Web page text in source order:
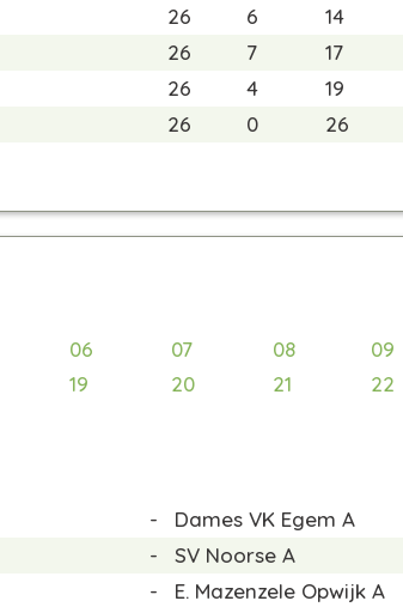
26 6 14
26 7 17
26 4 19
26 0 26
06 07 08 09
19 20 21 22
- Dames VK Egem A
- SV Noorse A
- E. Mazenzele Opwijk A